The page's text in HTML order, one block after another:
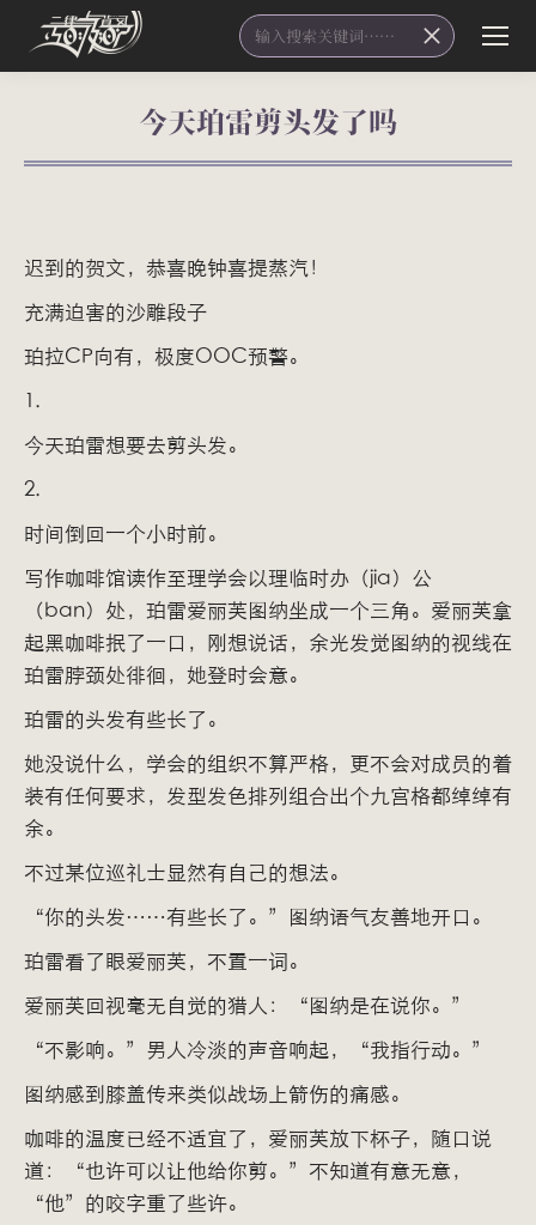
Search:
今天珀雷剪头发了吗
您在这里：
迟到的贺文，恭喜晚钟喜提蒸汽！
充满迫害的沙雕段子
珀拉CP向有，极度OOC预警。
1.
今天珀雷想要去剪头发。
2.
时间倒回一个小时前。
写作咖啡馆读作至理学会以理临时办（jia）公
（ban）处，珀雷爱丽芙图纳坐成一个三角。爱丽芙拿
起黑咖啡抿了一口，刚想说话，余光发觉图纳的视线在
珀雷脖颈处徘徊，她登时会意。
珀雷的头发有些长了。
她没说什么，学会的组织不算严格，更不会对成员的着
装有任何要求，发型发色排列组合出个九宫格都绰绰有
余。
不过某位巡礼士显然有自己的想法。
“你的头发……有些长了。”图纳语气友善地开口。
珀雷看了眼爱丽芙，不置一词。
爱丽芙回视毫无自觉的猎人：“图纳是在说你。”
“不影响。”男人冷淡的声音响起，“我指行动。”
图纳感到膝盖传来类似战场上箭伤的痛感。
咖啡的温度已经不适宜了，爱丽芙放下杯子，随口说
道：“也许可以让他给你剪。”不知道有意无意，
“他”的咬字重了些许。